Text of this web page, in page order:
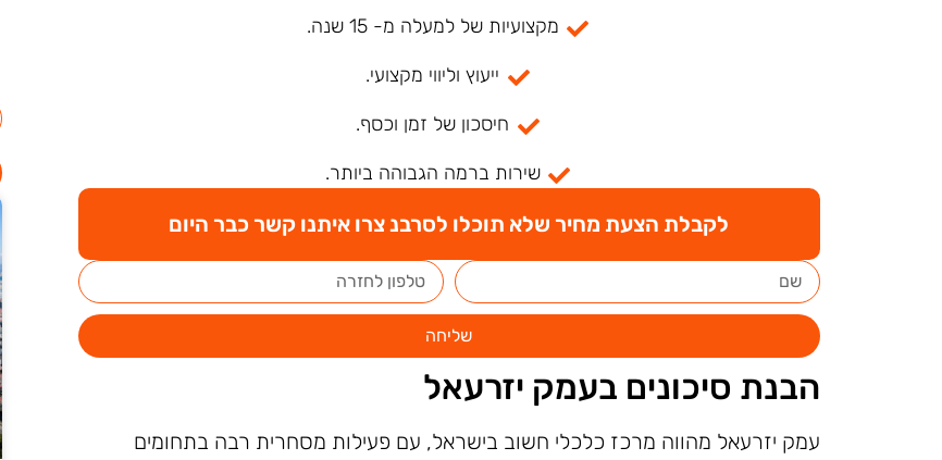
מקצועיות של למעלה מ- 15 שנה.
ייעוץ וליווי מקצועי.
חיסכון של זמן וכסף.
שירות ברמה הגבוהה ביותר.
לקבלת הצעת מחיר שלא תוכלו לסרבנ צרו איתנו קשר כבר היום
שליחה
הבנת סיכונים בעמק יזרעאל
עמק יזרעאל מהווה מרכז כלכלי חשוב בישראל, עם פעילות מסחרית רבה בתחומים